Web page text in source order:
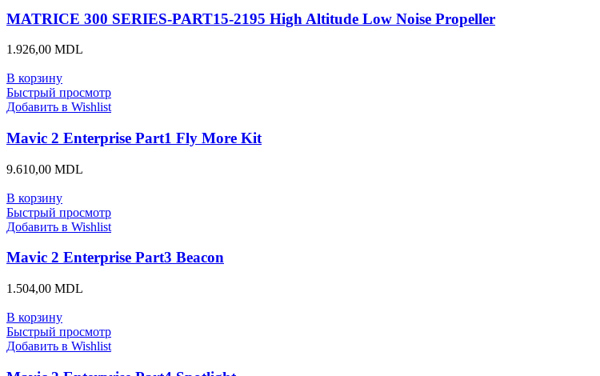
MATRICE 300 SERIES-PART15-2195 High Altitude Low Noise Propeller
1.926,00 MDL
В корзину
Быстрый просмотр
Добавить в Wishlist
Mavic 2 Enterprise Part1 Fly More Kit
9.610,00 MDL
В корзину
Быстрый просмотр
Добавить в Wishlist
Mavic 2 Enterprise Part3 Beacon
1.504,00 MDL
В корзину
Быстрый просмотр
Добавить в Wishlist